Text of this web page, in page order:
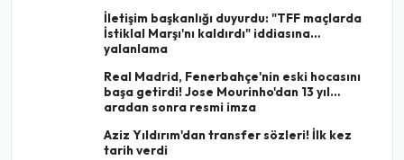
İletişim başkanlığı duyurdu: "TFF maçlarda
İstiklal Marşı'nı kaldırdı" iddiasına
yalanlama
Real Madrid, Fenerbahçe'nin eski hocasını
başa getirdi! Jose Mourinho'dan 13 yıl
aradan sonra resmi imza
Aziz Yıldırım'dan transfer sözleri! İlk kez
tarih verdi